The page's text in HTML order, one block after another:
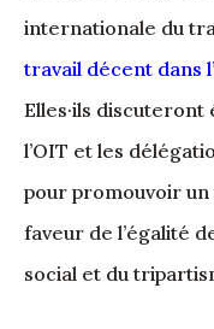
internationale du
travail décent dans
Elles·ils
l’OIT et les
pour promouvoir
faveur de l’égalité
social et du